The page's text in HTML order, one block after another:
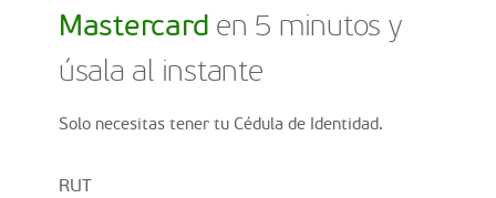
Mastercard en 5 minutos y
úsala al instante
Solo necesitas tener tu Cédula de Identidad.
RUT